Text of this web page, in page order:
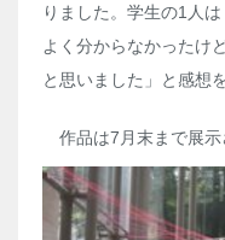
りました。学生の1 人
よく分からなかったけ
と思いました」と感想
作品は7 月末まで展示